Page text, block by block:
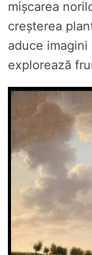
mișcarea
creșterea
aduce
explorează